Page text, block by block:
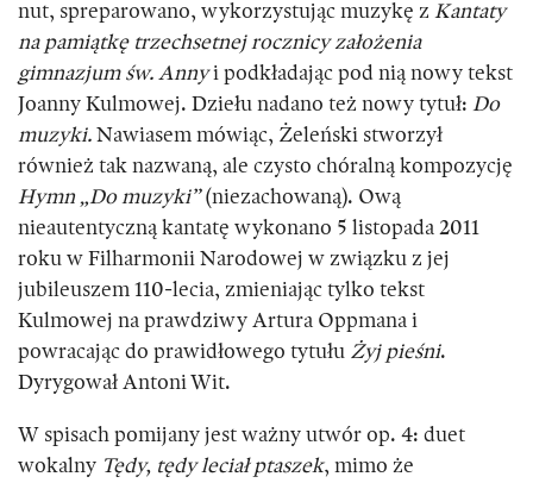
nut, spreparowano, wykorzystując muzykę z Kantaty
na pamiątkę trzechsetnej rocznicy założenia
gimnazjum św. Annyi podkładając pod nią nowy tekst
Joanny Kulmowej. Dziełu nadano też nowy tytuł: Do
muzyki. Nawiasem mówiąc, Żeleński stworzył
również tak nazwaną, ale czysto chóralną kompozycję
Hymn „Do muzyki”(niezachowaną). Ową
nieautentyczną kantatę wykonano 5 listopada 2011
roku w Filharmonii Narodowej w związku z jej
jubileuszem 110-lecia, zmieniając tylko tekst
Kulmowej na prawdziwy Artura Oppmana i
powracając do prawidłowego tytułu Żyj pieśni.
Dyrygował Antoni Wit.
W spisach pomijany jest ważny utwór op. 4: duet
wokalny Tędy, tędy leciał ptaszek, mimo że